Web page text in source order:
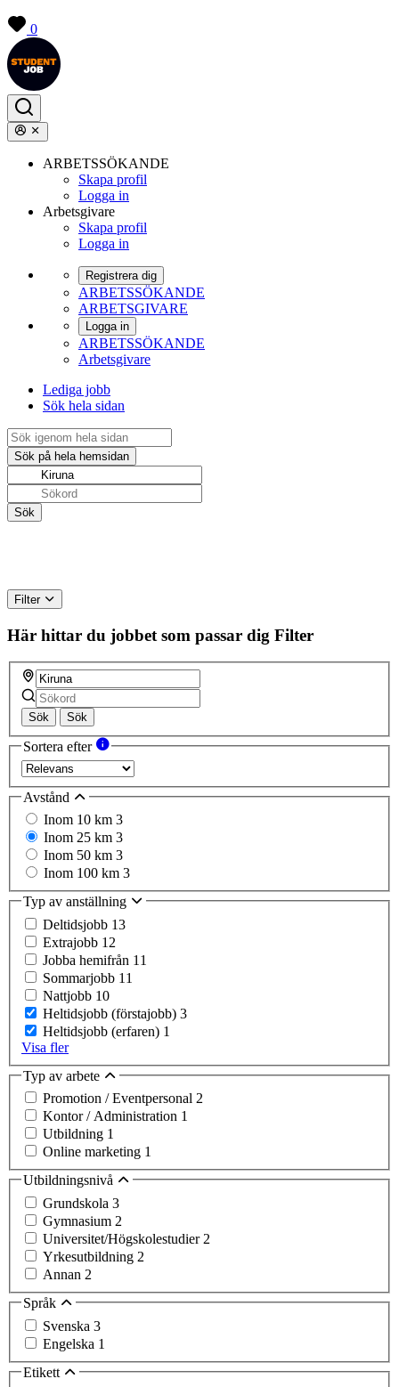
0
ARBETSSÖKANDE
Skapa profil
Logga in
Arbetsgivare
Skapa profil
Logga in
Registrera dig
ARBETSSÖKANDE
ARBETSGIVARE
Logga in
ARBETSSÖKANDE
Arbetsgivare
Lediga jobb
Sök hela sidan
Filter
Här hittar du jobbet som passar dig Filter
Sök Sök
Sortera efter
Avstånd
Inom 10 km 3
Inom 25 km 3
Inom 50 km 3
Inom 100 km 3
Typ av anställning
Deltidsjobb 13
Extrajobb 12
Jobba hemifrån 11
Sommarjobb 11
Nattjobb 10
Heltidsjobb (förstajobb) 3
Heltidsjobb (erfaren) 1
Visa fler
Typ av arbete
Promotion / Eventpersonal 2
Kontor / Administration 1
Utbildning 1
Online marketing 1
Utbildningsnivå
Grundskola 3
Gymnasium 2
Universitet/Högskolestudier 2
Yrkesutbildning 2
Annan 2
Språk
Svenska 3
Engelska 1
Etikett